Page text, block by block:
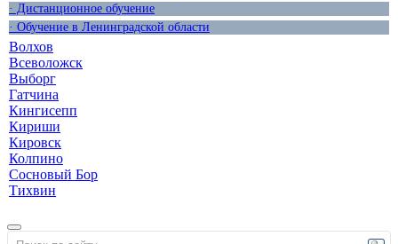
· Дистанционное обучение
· Обучение в Ленинградской области
Волхов
Всеволожск
Выборг
Гатчина
Кингисепп
Кириши
Кировск
Колпино
Сосновый Бор
Тихвин